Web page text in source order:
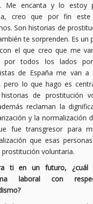
Me encanta y lo estoy
creo que por fin
Son historias de
te sorprenden. Es un
el que creo que me
por todos los lados
de España me van a
pero lo que hago es
de prostitución
reclaman la
y la normalización
fue transgresor para
que esas
prostitución voluntaria.
ti en un futuro, ¿cuál
laboral con